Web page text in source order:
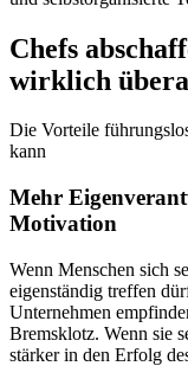
Chefs
wirklich
Die Vorteile
kann
Mehr
Motivation
Wenn Menschen sich
eigenständig treffen
Unternehmen
Bremsklotz. Wenn sie
stärker in den Erfolg